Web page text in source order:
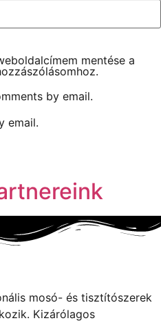
mentése a
by email.
email.
mosó- és tisztítószerek
Kizárólagos